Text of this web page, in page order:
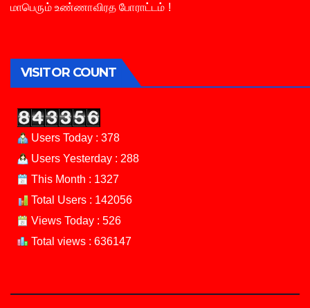
மாபெரும் உண்ணாவிரத போராட்டம் !
VISITOR COUNT
Users Today : 378
Users Yesterday : 288
This Month : 1327
Total Users : 142056
Views Today : 526
Total views : 636147